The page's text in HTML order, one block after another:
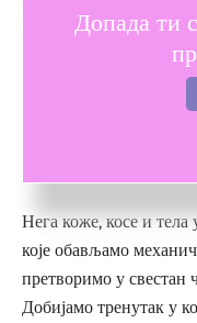
припрема оброка за
Нисмо мање вредне
више у контакту са
бити гориво за прву
Нега коже, косе и тела
које обављамо
претворимо у свестан
Добијамо тренутак у
Допада ти